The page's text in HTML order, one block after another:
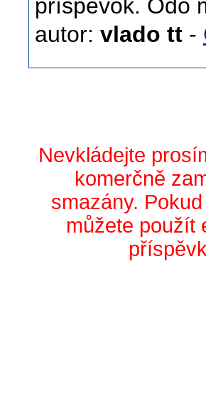
príspevok. Odo
autor: vlado tt -
Nevkládejte
komerčně
smazány.
můžete použít